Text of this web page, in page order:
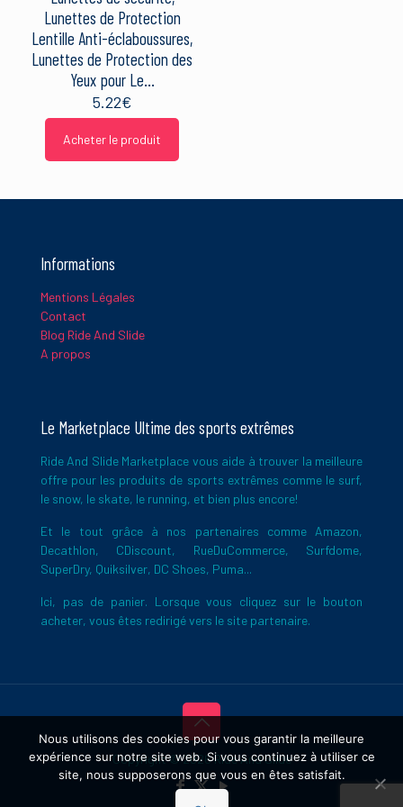
Nom*
E-
Ce site utilise Akismet pour réduire les indésirables.
plus sur la façon dont les données de vos commentaires sont
traitées.
Lunettes de Protection
Lentille Anti-éclaboussures,
Lunettes de Protection des
Yeux pour Le…
5.22€
Acheter le produit
Informations
Mentions Légales
Contact
Blog Ride And Slide
A propos
Le Marketplace Ultime des sports extrêmes
Ride And Slide Marketplace vous aide à trouver la meilleure
offre pour les produits de sports extrêmes comme le surf,
le snow, le skate, le running, et bien plus encore!
Et le tout grâce à nos partenaires comme Amazon,
Decathlon, CDiscount, RueDuCommerce, Surfdome,
SuperDry, Quiksilver, DC Shoes, Puma...
Ici, pas de panier. Lorsque vous cliquez sur le bouton
acheter, vous êtes redirigé vers le site partenaire.
Copyright © 2026 Ride And Slide
Nous utilisons des cookies pour vous garantir la meilleure
expérience sur notre site web. Si vous continuez à utiliser ce
site, nous supposerons que vous en êtes satisfait.